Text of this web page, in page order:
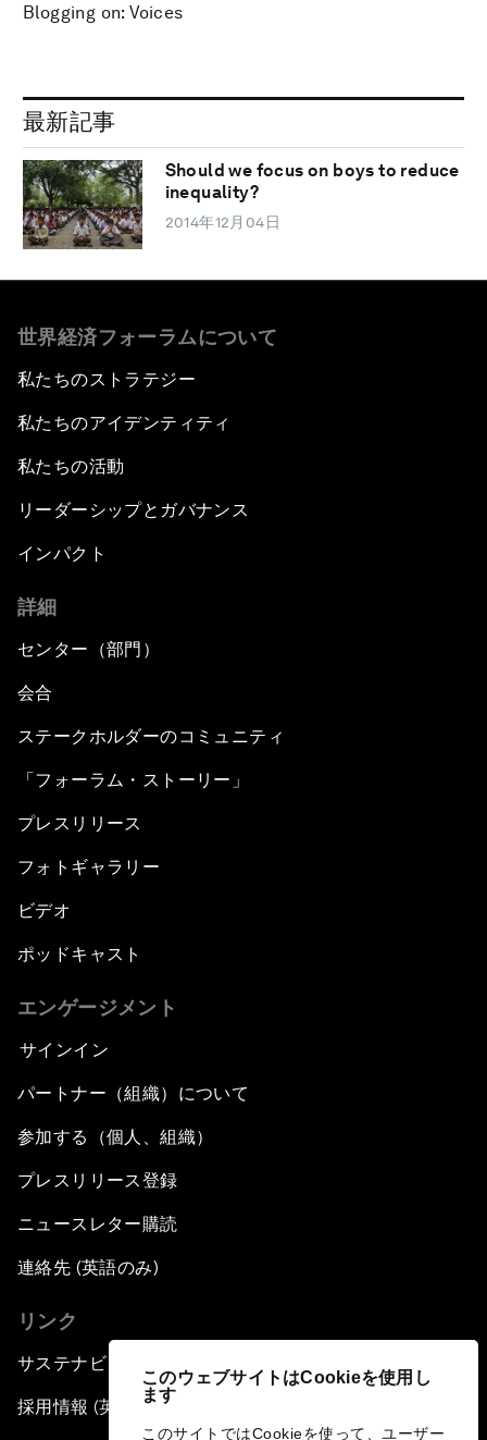
このウェブサイトはCookieを使用し
ます
このサイトではCookieを使って、ユーザー
Blogging on: Voices
最新記事
Should we focus on boys to reduce
inequality?
2014年12月04日
世界経済フォーラムについて
私たちのストラテジー
私たちのアイデンティティ
私たちの活動
リーダーシップとガバナンス
インパクト
詳細
センター（部門）
会合
ステークホルダーのコミュニティ
「フォーラム・ストーリー」
プレスリリース
フォトギャラリー
ビデオ
ポッドキャスト
エンゲージメント
サインイン
パートナー（組織）について
参加する（個人、組織）
プレスリリース登録
ニュースレター購読
連絡先 (英語のみ)
リンク
サステナビリティへの取り組み
採用情報 (英語のみ)